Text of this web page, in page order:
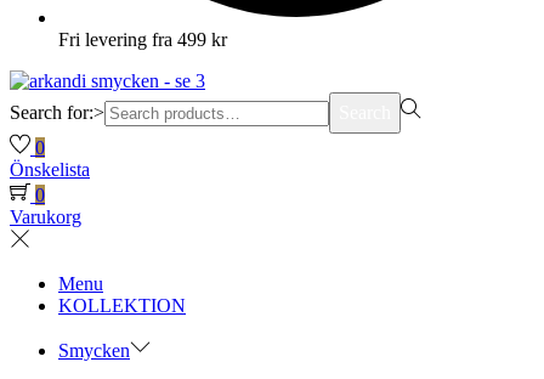
Fri levering fra 499 kr
Search for:>
0
Önskelista
0
Varukorg
Menu
KOLLEKTION
Smycken